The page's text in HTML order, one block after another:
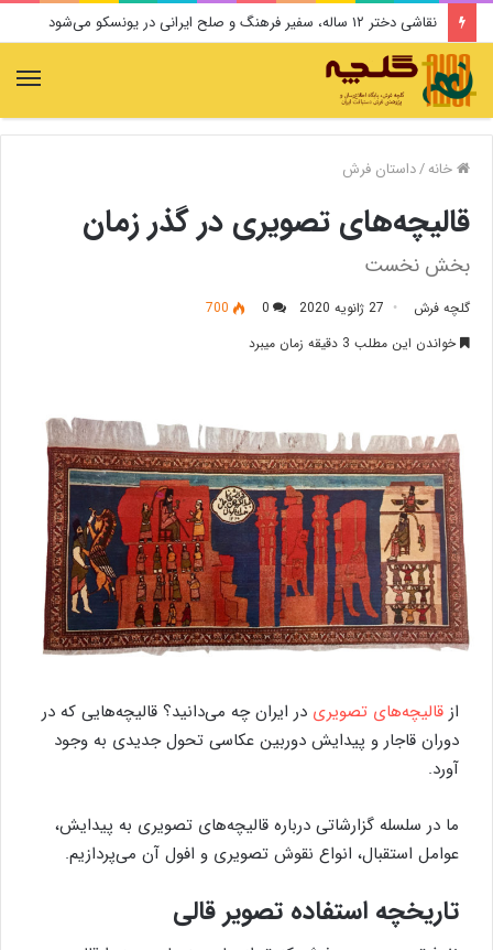
نقاشی دختر ۱۲ ساله، سفیر فرهنگ و صلح ایرانی در یونسکو می‌شود
خانه/داستان فرش
قالیچه‌های تصویری در گذر زمان
بخش نخست
گلچه فرش 27 ژانویه 2020 0
700
خواندن این مطلب 3 دقیقه زمان میبرد
از قالیچه‌های تصویری در ایران چه می‌دانید؟ قالیچه‌هایی که در
دوران قاجار و پیدایش دوربین عکاسی تحول جدیدی به وجود
آورد.
ما در سلسله گزارشاتی درباره قالیچه‌های تصویری به پیدایش،
عوامل استقبال، انواع نقوش تصویری و افول آن می‌پردازیم.
تاریخچه استفاده تصویر قالی